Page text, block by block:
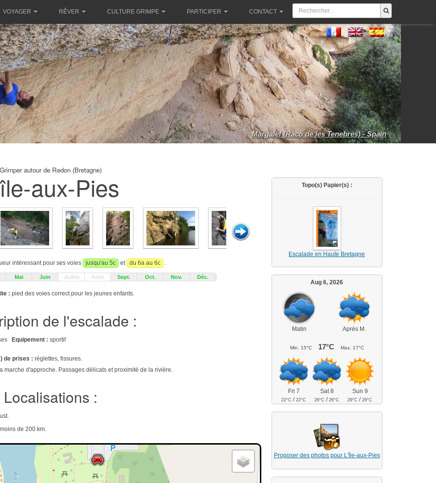
VOYAGER RÊVER CULTURE GRIMPE PARTICIPER CONTACT
Margalef (Racó de les Tenebres) - Spain
Grimper autour de Redon (Bretagne)
aux-Pies
intéressant pour ses voies jusqu'au 5c et du 6a au 6c .
Mai Juin Juillet Août Sept. Oct. Nov. Déc.
: pied des voies correct pour les jeunes enfants.
de l'escalade :
Equipement : sportif
de prises : réglettes, fissures.
marche d'approche. Passages délicats et proximité de la rivière.
Localisations :
de 200 km.
Topo(s) Papier(s) :
Escalade en Haute Bretagne
Aug 6, 2026
Matin Après M.
Min. 15°C 17°C Max. 17°C
Fri 7
22°C /22°C
Sat 8
26°C /26°C
Sun 9
29°C /29°C
Proposer des photos pour L'île-aux-Pies